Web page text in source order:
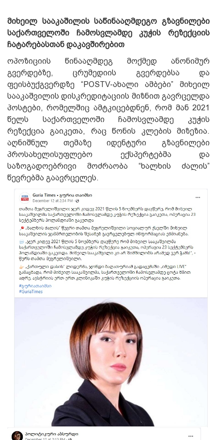
მიხეილ სააკაშილის საწინააღმდეგო გზავნილები
საქართველოში ჩამოსვლამდე კუჭის რეზექციის
ჩატარებასთან დაკავშირებით
ოპოზიციის წინააღმდეგ მოქმედ ანონიმურ
გვერდებზე, ცრუმედიის გვერდებსა და
ფეისბუქგვერდზე “POSTV-ახალი ამბები” მიხეილ
სააკაშვილის დისკრედიტაციის მიზნით გავრცელდა
პოსტები, რომელშიც ამტკიცებდნენ, რომ მან 2021
წელს საქართველოში ჩამოსვლამდე კუჭის
რეზექცია გაიკეთა, რაც წონის კლების მიზეზია.
აღნიშნულ თემაზე იდენტური გზავნილები
პროსახელისუფლებო ექსპერტებმა და
საზოგადოებრივი მოძრაობა “ხალხის ძალის”
წევრებმა გაავრცელეს.